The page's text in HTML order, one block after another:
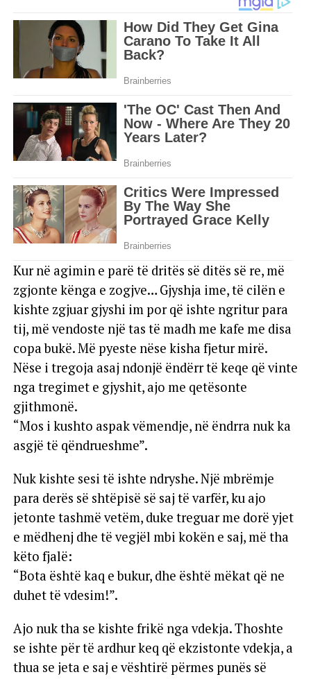
Kur në agimin e parë të dritës së ditës së re, më
zgjonte kënga e zogjve… Gjyshja ime, të cilën e
kishte zgjuar gjyshi im por që ishte ngritur para
tij, më vendoste një tas të madh me kafe me disa
copa bukë. Më pyeste nëse kisha fjetur mirë.
Nëse i tregoja asaj ndonjë ëndërr të keqe që vinte
nga tregimet e gjyshit, ajo me qetësonte
gjithmonë.
“Mos i kushto aspak vëmendje, në ëndrra nuk ka
asgjë të qëndrueshme”.
Nuk kishte sesi të ishte ndryshe. Një mbrëmje
para derës së shtëpisë së saj të varfër, ku ajo
jetonte tashmë vetëm, duke treguar me dorë yjet
e mëdhenj dhe të vegjël mbi kokën e saj, më tha
këto fjalë:
“Bota është kaq e bukur, dhe është mëkat që ne
duhet të vdesim!”.
Ajo nuk tha se kishte frikë nga vdekja. Thoshte
se ishte për të ardhur keq që ekzistonte vdekja, a
thua se jeta e saj e vështirë përmes punës së